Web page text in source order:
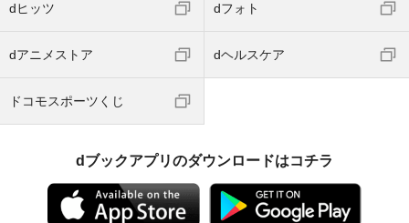
dヒッツ dフォト
dアニメストア dヘルスケア
ドコモスポーツくじ
dブックアプリのダウンロードはコチラ